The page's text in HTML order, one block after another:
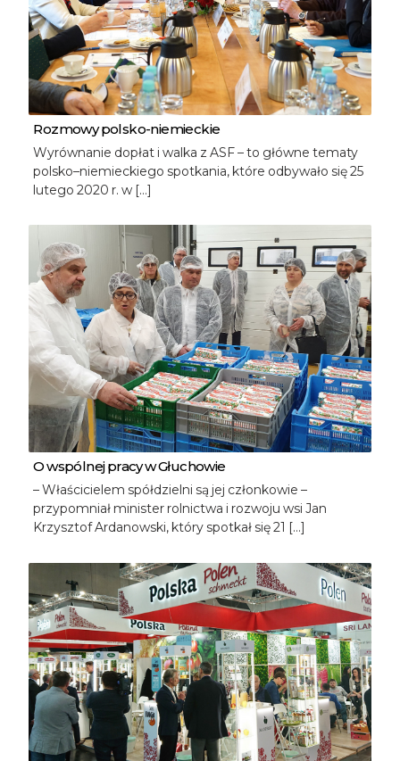
Rozmowy polsko-niemieckie
Wyrównanie dopłat i walka z ASF – to główne tematy
polsko–niemieckiego spotkania, które odbywało się 25
lutego 2020 r. w […]
O wspólnej pracy w Głuchowie
– Właścicielem spółdzielni są jej członkowie –
przypomniał minister rolnictwa i rozwoju wsi Jan
Krzysztof Ardanowski, który spotkał się 21 […]